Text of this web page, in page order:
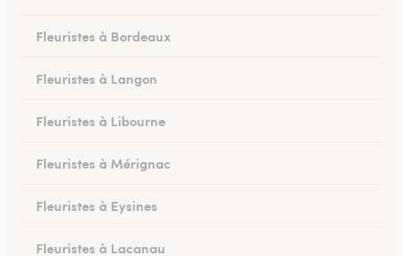
Fleuristes à Bordeaux
Fleuristes à Langon
Fleuristes à Libourne
Fleuristes à Mérignac
Fleuristes à Eysines
Fleuristes à Lacanau